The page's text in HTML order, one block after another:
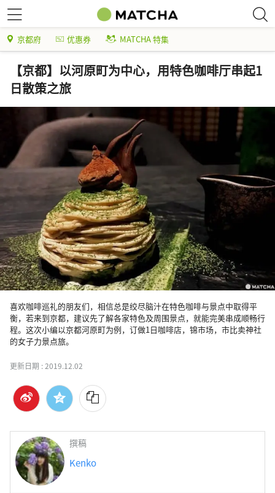
京都府 优惠券 MATCHA 特集
【京都】以河原町为中心，用特色咖啡厅串起1
日散策之旅
喜欢咖啡巡礼的朋友们，相信总是绞尽脑汁在特色咖啡与景点中取得平
衡，若来到京都，建议先了解各家特色及周围景点，就能完美串成顺畅行
程。这次小编以京都河原町为例，订做1日咖啡店，锦市场，市比卖神社
的女子力景点旅。
更新日期 :2019.12.02
撰稿
Kenko